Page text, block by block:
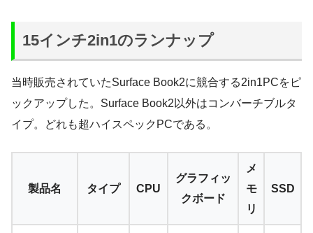
15インチ2in1のランナップ
当時販売されていたSurface Book2に競合する2in1PCをピ
ックアップした。Surface Book2以外はコンバーチブルタ
イプ。どれも超ハイスペックPCである。
製品名 タイプ CPU
グラフィッ
クボード
メ
モ
リ
SSD